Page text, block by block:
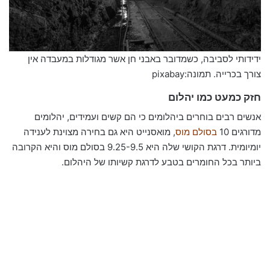
ידידותי לסביבה, כשמדובר באבני חן אשר מגודלות במעבדה אין
צורך בכרייה. תמונה:pixabay
חזק כמעט כמו יהלום
אנשים רבים בוחרים ביהלומים כי הם קשים ועמידים, יהלומים
מדורגים 10
בסולם מוס, מואסנייט היא גם בחירה מצוינת לענידה
יומיומית. דרגת הקושי שלה היא 9.25-9.5 בסולם מוס והיא הקרובה
ביותר בכל החומרים בטבע לדרגת קשיותו של היהלום.